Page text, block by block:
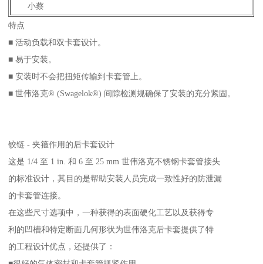
小蔡
特点
■ 活动负载和双卡套设计。
■ 易于安装。
■ 安装时不会把扭矩传输到卡套管上。
■ 世伟洛克® (Swagelok®) 间隙检测规确保了安装的充分紧固。
铰链 - 夹箍作用的后卡套设计
这是 1/4 至 1 in. 和 6 至 25 mm 世伟洛克不锈钢卡套管接头
的标准设计，其目的是帮助安装人员完成一致性好的防泄漏
的卡套管连接。
在这些尺寸选项中，一种获得的表面硬化工艺以及获得专
利的凹槽和特定断面几何形状为世伟洛克后卡套提供了特
的工程设计优点，还提供了：